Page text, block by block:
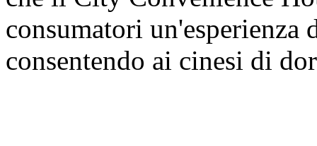
consumatori
consentendo ai cinesi di